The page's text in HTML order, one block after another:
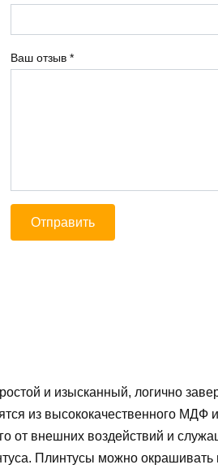
Ваш отзыв *
и изысканный, логично
из высококачественного МДФ и
от внешних воздействий и
Плинтусы можно